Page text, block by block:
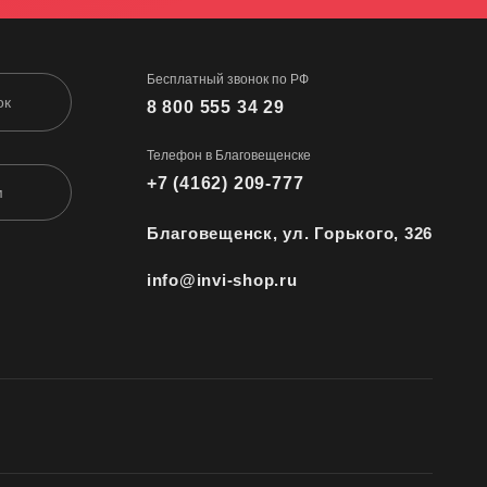
Бесплатный звонок по РФ
8 800 555 34 29
Телефон в Благовещенске
+7 (4162) 209-777
Благовещенск, ул. Горького, 326
info@invi-shop.ru